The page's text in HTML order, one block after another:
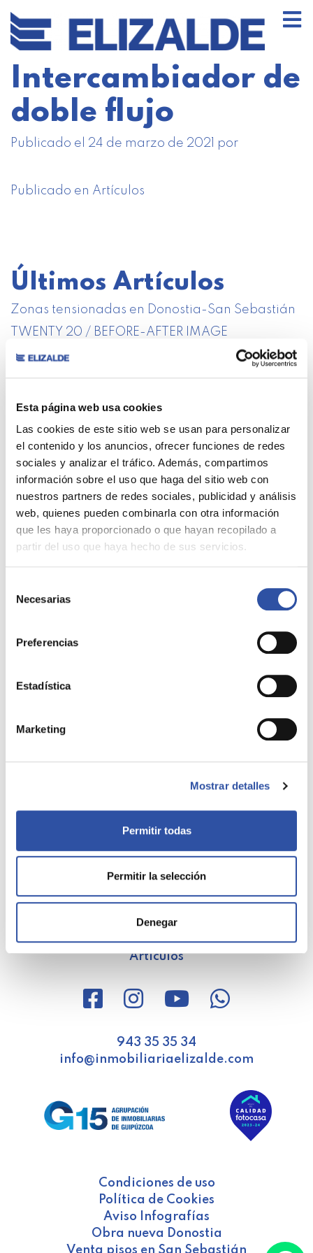
Esta página web usa cookies
Las cookies de este sitio web se usan para personalizar
el contenido y los anuncios, ofrecer funciones de redes
sociales y analizar el tráfico. Además, compartimos
información sobre el uso que haga del sitio web con
nuestros partners de redes sociales, publicidad y análisis
web, quienes pueden combinarla con otra información
que les haya proporcionado o que hayan recopilado a
partir del uso que haya hecho de sus servicios.
Necesarias
Preferencias
Estadística
Marketing
Mostrar detalles
Permitir todas
Permitir la selección
Denegar
Intercambiador de
doble flujo
Publicado el 24 de marzo de 2021 por
Publicado en Artículos
Últimos Artículos
Zonas tensionadas en Donostia-San Sebastián
TWENTY 20 / BEFORE-AFTER IMAGE
¿Qué sectores en Guipúzcoa están atrayendo
para la compra de vivienda en Gipuzkoa?
¿Qué porcentaje de viviendas en Guipúzcoa
tienen una calificación energética A o B?
¿Cómo ha afectado la regulación de pisos
turísticos al mercado de alquiler en Gipuzkoa?
¿Qué es la aerotermia? Ventajas y desventajas
ITE – Inspección Técnica de Edificios
Intercambiador de doble flujo
Artículos
Inversión Inmobiliaria en Guipúzcoa
Sin categoría
Equipo
Quieres vender
Barrios
Artículos
943 35 35 34
info@inmobiliariaelizalde.com
Condiciones de uso
Política de Cookies
Aviso Infografías
Obra nueva Donostia
Venta pisos en San Sebastián